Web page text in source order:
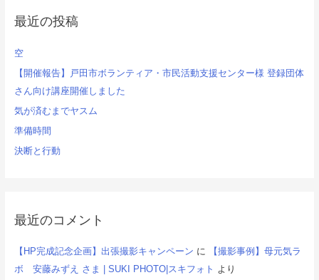
シ
最近の投稿
空
【開催報告】戸田市ボランティア・市民活動支援センター様 登録団体
さん向け講座開催しました
気が済むまでヤスム
準備時間
決断と行動
最近のコメント
【HP完成記念企画】出張撮影キャンペーン に
【撮影事例】母元気ラ
ボ 安藤みずえ さま | SUKI PHOTO|スキフォト より